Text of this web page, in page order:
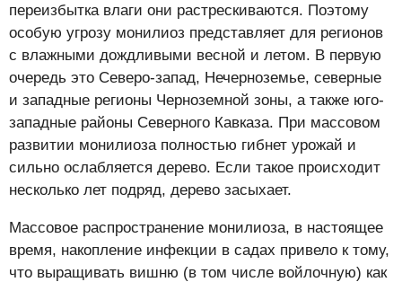
переизбытка влаги они растрескиваются. Поэтому
особую угрозу монилиоз представляет для регионов
с влажными дождливыми весной и летом. В первую
очередь это Северо-запад, Нечерноземье, северные
и западные регионы Черноземной зоны, а также юго-
западные районы Северного Кавказа. При массовом
развитии монилиоза полностью гибнет урожай и
сильно ослабляется дерево. Если такое происходит
несколько лет подряд, дерево засыхает.
Массовое распространение монилиоза, в настоящее
время, накопление инфекции в садах привело к тому,
что выращивать вишню (в том числе войлочную) как